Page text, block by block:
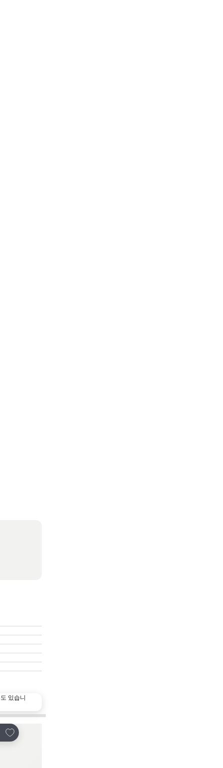
있습니
즐겨찾기에 추가